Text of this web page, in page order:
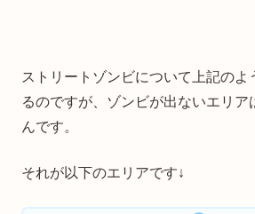
ストリートゾンビについて上記のよ
るのですが、ゾンビが出ないエリア
んです。
それが以下のエリアです↓